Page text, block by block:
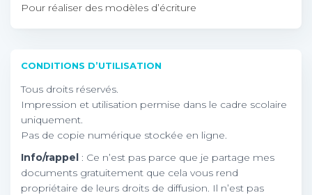
Pour réaliser des modèles d’écriture
CONDITIONS D’UTILISATION
Tous droits réservés.
Impression et utilisation permise dans le cadre scolaire
uniquement.
Pas de copie numérique stockée en ligne.
Info/rappel : Ce n’est pas parce que je partage mes
documents gratuitement que cela vous rend
propriétaire de leurs droits de diffusion. Il n’est pas